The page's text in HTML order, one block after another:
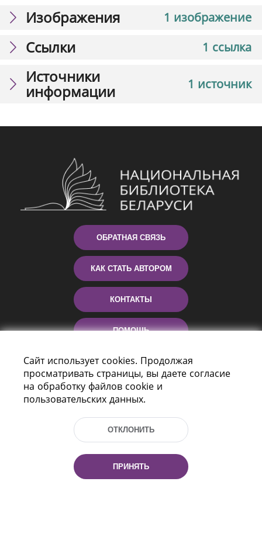
1 изображение
Изображения
1 ссылка
Ссылки
1 источник
Источники
информации
ОБРАТНАЯ СВЯЗЬ
КАК СТАТЬ АВТОРОМ
КОНТАКТЫ
ПОМОЩЬ
Пр-т Независимости 116
г. Минск, Республика Беларусь, 220114
Тел.: (+375 17) 368 37 37, Факс: (+375 17)
Сайт использует cookies. Продолжая
просматривать страницы, вы даете согласие
на обработку файлов cookie и
пользовательских данных.
ОТКЛОНИТЬ
ПРИНЯТЬ